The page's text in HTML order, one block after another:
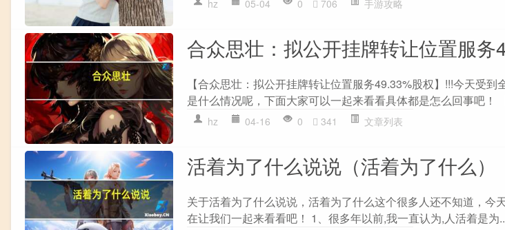
hz 05-04 0 706 手游攻略
合众思壮：拟公开挂牌转让位置服务
【合众思壮：拟公开挂牌转让位置服务49.33%股权】!!!今天受
是什么情况呢，下面大家可以一起来看看具体都是怎么回事吧！
hz 04-16 0 341 文章列表
活着为了什么说说（活着为了什么）
关于活着为了什么说说，活着为了什么这个很多人还不知道，今
在让我们一起来看看吧！ 1、很多年以前,我一直认为,人活着是为